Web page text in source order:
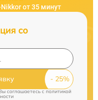
от 35 минут
со
соглашаетесь cполитикой